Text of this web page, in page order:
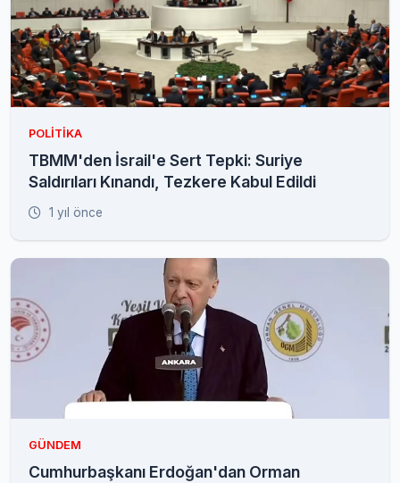
POLITIKA
TBMM'den İsrail'e Sert Tepki: Suriye
Saldırıları Kınandı, Tezkere Kabul Edildi
1 yıl önce
GÜNDEM
Cumhurbaşkanı Erdoğan'dan Orman